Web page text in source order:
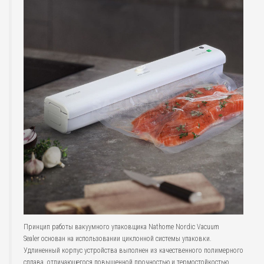
Принцип работы вакуумного упаковщика Nathome Nordic Vacuum
Sealer основан на использовании циклонной системы упаковки.
Удлиненный корпус устройства выполнен из качественного полимерного
сплава, отличающегося повышенной прочностью и термостойкостью.